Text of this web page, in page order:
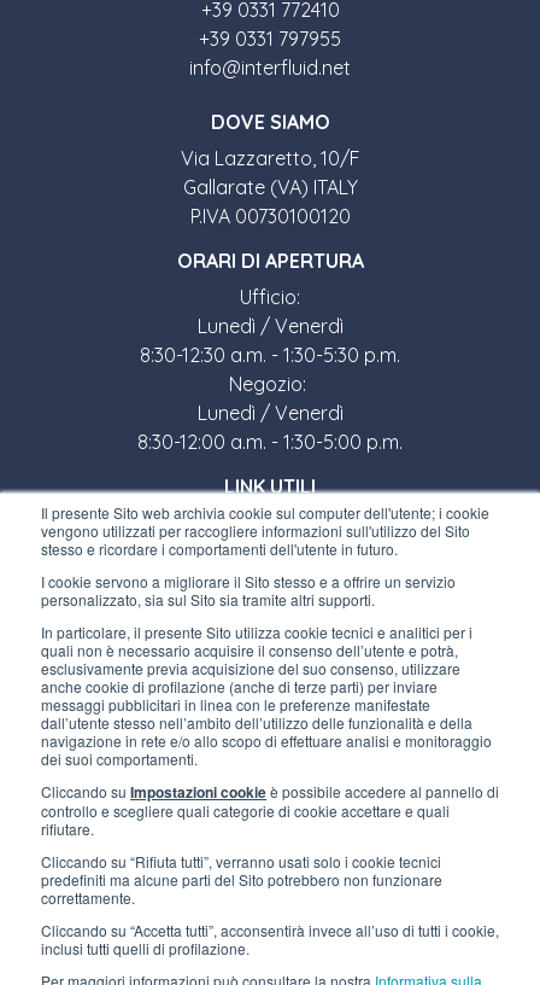
Il presente Sito web archivia cookie sul computer dell'utente; i cookie
vengono utilizzati per raccogliere informazioni sull'utilizzo del Sito
stesso e ricordare i comportamenti dell'utente in futuro.
I cookie servono a migliorare il Sito stesso e a offrire un servizio
personalizzato, sia sul Sito sia tramite altri supporti.
In particolare, il presente Sito utilizza cookie tecnici e analitici per i
quali non è necessario acquisire il consenso dell’utente e potrà,
esclusivamente previa acquisizione del suo consenso, utilizzare
anche cookie di profilazione (anche di terze parti) per inviare
messaggi pubblicitari in linea con le preferenze manifestate
dall’utente stesso nell’ambito dell’utilizzo delle funzionalità e della
navigazione in rete e/o allo scopo di effettuare analisi e monitoraggio
dei suoi comportamenti.
Cliccando su Impostazioni cookieè possibile accedere al pannello di
controllo e scegliere quali categorie di cookie accettare e quali
rifiutare.
Cliccando su “Rifiuta tutti”, verranno usati solo i cookie tecnici
predefiniti ma alcune parti del Sito potrebbero non funzionare
correttamente.
Cliccando su “Accetta tutti”, acconsentirà invece all’uso di tutti i cookie,
inclusi tutti quelli di profilazione.
Per maggiori informazioni può consultare la nostra Informativa sulla
+39 0331 772410
+39 0331 797955
info@interfluid.net
DOVE SIAMO
Via Lazzaretto, 10/F
Gallarate (VA) ITALY
P.IVA 00730100120
ORARI DI APERTURA
Ufficio:
Lunedì / Venerdì
8:30-12:30 a.m. - 1:30-5:30 p.m.
Negozio:
Lunedì / Venerdì
8:30-12:00 a.m. - 1:30-5:00 p.m.
LINK UTILI
Iscriviti alla newsletter
Progetto di trasformazione digitale
RIMANI AGGIORNATO
SEGUICI SU